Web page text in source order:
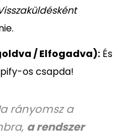
/ Elfogadva): És
os csapda!
rányomsz a
a rendszer